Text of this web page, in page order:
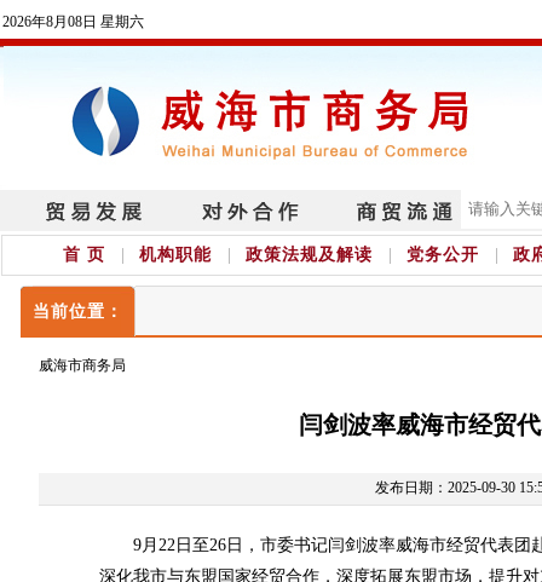
2026年8月08日 星期六
首 页 机构职能 政策法规及解读 党务公开 政
当前位置：
威海市商务局
闫剑波率威海市经贸
发布日期：2025-09-30
9月22日至26日，市委书记闫剑波率威海市经贸代表
深化我市与东盟国家经贸合作，深度拓展东盟市场，提升